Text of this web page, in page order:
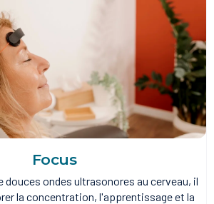
Focus
ondes ultrasonores au cerveau, il
la concentration, l'apprentissage et la